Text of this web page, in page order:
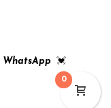
WhatsApp 💓
0